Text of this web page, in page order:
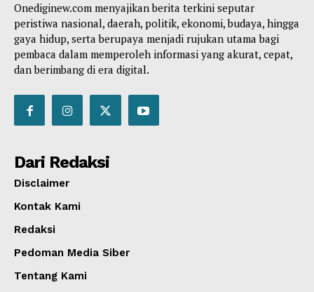
Onediginew.com menyajikan berita terkini seputar
peristiwa nasional, daerah, politik, ekonomi, budaya, hingga
gaya hidup, serta berupaya menjadi rujukan utama bagi
pembaca dalam memperoleh informasi yang akurat, cepat,
dan berimbang di era digital.
Dari Redaksi
Disclaimer
Kontak Kami
Redaksi
Pedoman Media Siber
Tentang Kami